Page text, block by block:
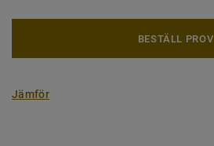
BESTÄLL PROV
Jämför